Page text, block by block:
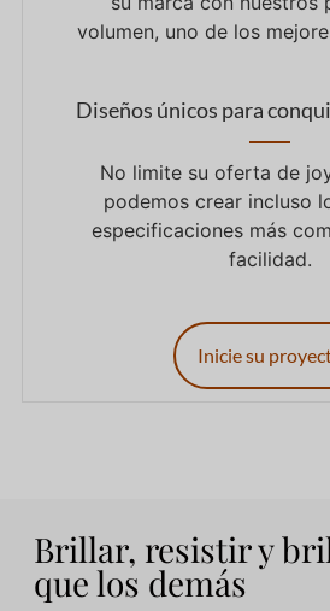
volumen, uno de los
Diseños únicos para
No limite su oferta de
podemos crear incluso
especificaciones más
facilidad.
Inicie su
Brillar, resistir y
que los demás